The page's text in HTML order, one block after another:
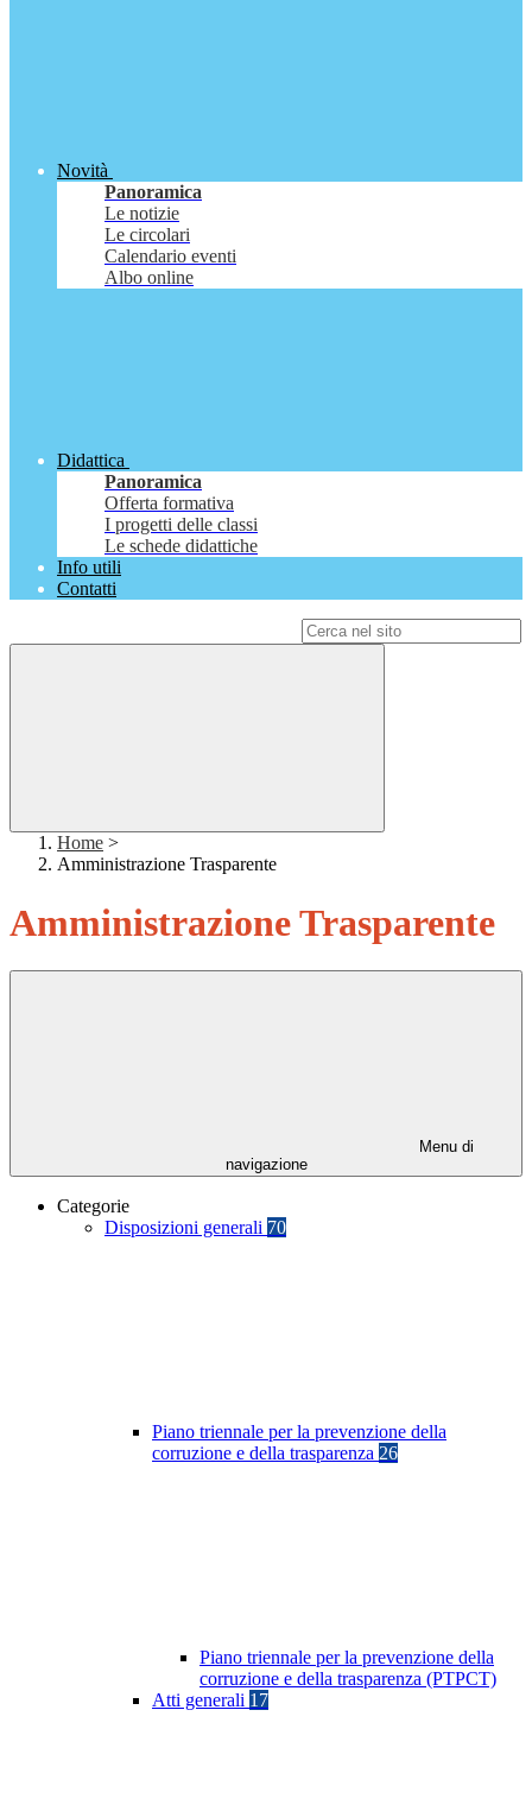
Novità
Panoramica
Le notizie
Le circolari
Calendario eventi
Albo online
Didattica
Panoramica
Offerta formativa
I progetti delle classi
Le schede didattiche
Info utili
Contatti
Home >
Amministrazione Trasparente
Amministrazione Trasparente
Menu di
navigazione
Categorie
Disposizioni generali 70
Piano triennale per la prevenzione della
corruzione e della trasparenza 26
Piano triennale per la prevenzione della
corruzione e della trasparenza (PTPCT)
Atti generali 17